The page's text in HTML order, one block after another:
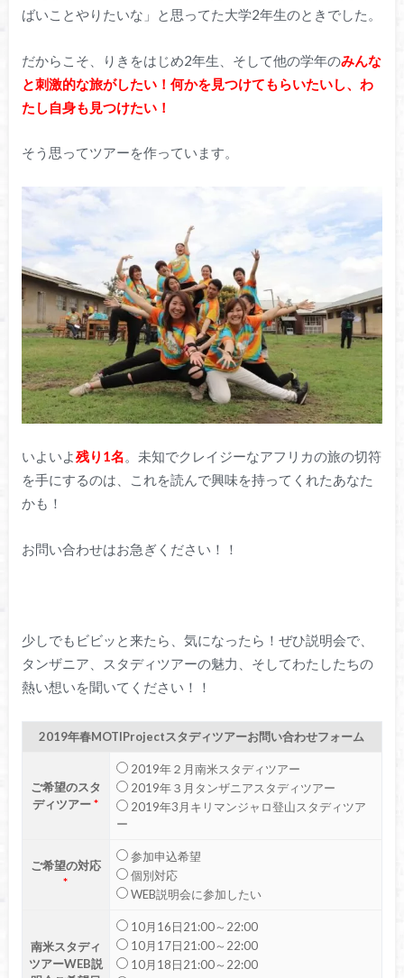
ばいことやりたいな」と思ってた大学2年生のときでした。
だからこそ、りきをはじめ2年生、そして他の学年のみんな
と刺激的な旅がしたい！何かを見つけてもらいたいし、わ
たし自身も見つけたい！
そう思ってツアーを作っています。
いよいよ残り1名。未知でクレイジーなアフリカの旅の切符
を手にするのは、これを読んで興味を持ってくれたあなた
かも！
お問い合わせはお急ぎください！！
少しでもビビッと来たら、気になったら！ぜひ説明会で、
タンザニア、スタディツアーの魅力、そしてわたしたちの
熱い想いを聞いてください！！
2019年春MOTIProjectスタディツアーお問い合わせフォーム
ご希望のスタ
ディツアー *
2019年２月南米スタディツアー
2019年３月タンザニアスタディツアー
2019年3月キリマンジャロ登山スタディツア
ー
ご希望の対応
*
参加申込希望
個別対応
WEB説明会に参加したい
南米スタディ
ツアーWEB説
10月16日21:00～22:00
10月17日21:00～22:00
10月18日21:00～22:00